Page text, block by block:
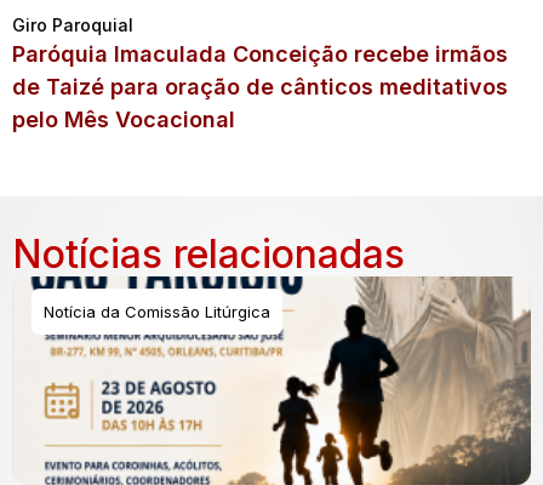
Giro Paroquial
Paróquia Imaculada Conceição recebe irmãos
de Taizé para oração de cânticos meditativos
pelo Mês Vocacional
Notícias relacionadas
Notícia da Comissão Litúrgica